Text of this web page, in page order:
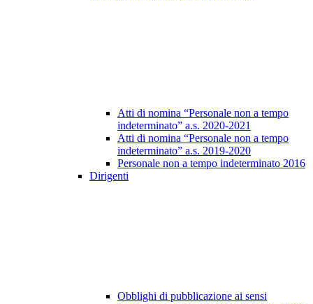
Atti di nomina “Personale non a tempo
indeterminato” a.s. 2020-2021
Atti di nomina “Personale non a tempo
indeterminato” a.s. 2019-2020
Personale non a tempo indeterminato 2016
Dirigenti
Obblighi di pubblicazione ai sensi